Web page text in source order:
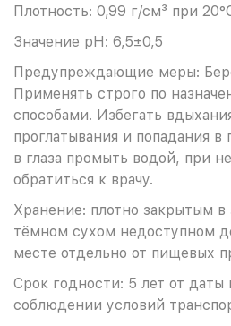
Плотность: 0,99 г/см³ при
Значение pH: 6,5±0,5
Предупреждающие меры:
Применять строго по
способами. Избегать
проглатывания и попадания в
в глаза промыть водой, при
обратиться к врачу.
Хранение: плотно закрытым в
тёмном сухом недоступном
месте отдельно от пищевых
Срок годности: 5 лет от даты
соблюдении условий